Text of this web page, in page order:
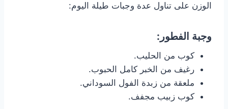
الوزن على تناول عدة وجبات طيلة اليوم:
وجبة الفطور:
كوب من الحليب.
رغيف من الخبر كامل الحبوب.
ملعقة من زبدة الفول السوداني.
كوب زبيب مجفف.